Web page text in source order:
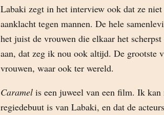
Labaki zegt in het interview ook dat ze niet
aanklacht tegen mannen. De hele
het juist de vrouwen die elkaar het
aan, dat zeg ik nou ook altijd. De grootste
vrouwen, waar ook ter wereld.
Caramel is een juweel van een film. Ik
regiedebuut is van Labaki, en dat de